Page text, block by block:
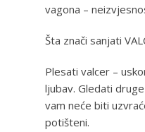
vagona –
Šta znači sanjati
Plesati valcer –
ljubav. Gledati
vam neće biti
potišteni.